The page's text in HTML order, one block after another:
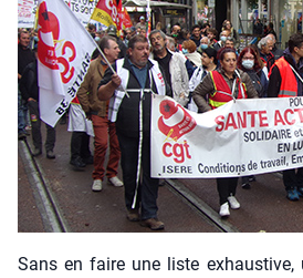
Sans en faire une liste